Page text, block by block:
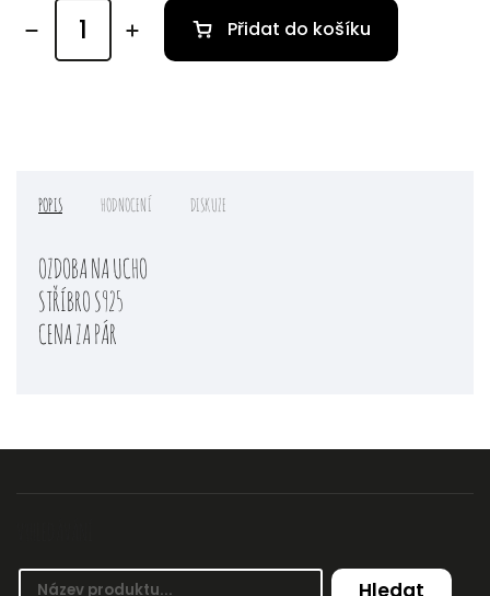
Přidat do košíku
POPIS HODNOCENÍ DISKUZE
OZDOBA NA UCHO
STŘÍBRO S925
CENA ZA PÁR